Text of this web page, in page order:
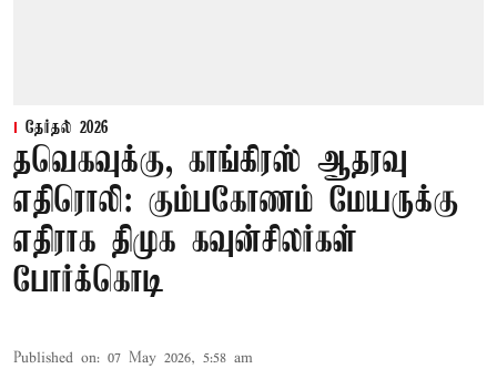
தேர்தல் 2026
தவெகவுக்கு, காங்கிரஸ் ஆதரவு
எதிரொலி: கும்பகோணம் மேயருக்கு
எதிராக திமுக கவுன்சிலர்கள்
போர்க்கொடி
Published on: 07 May 2026, 5:58 am